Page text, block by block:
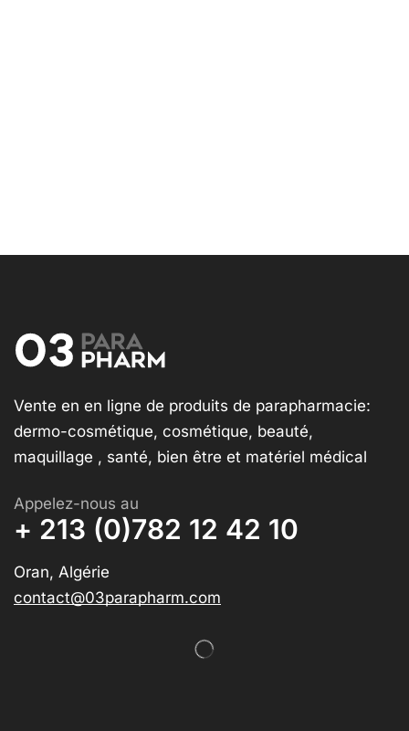
Vente en en ligne de produits de parapharmacie:
dermo-cosmétique, cosmétique, beauté,
maquillage , santé, bien être et matériel médical
Appelez-nous au
+ 213 (0)782 12 42 10
Oran, Algérie
contact@03parapharm.com